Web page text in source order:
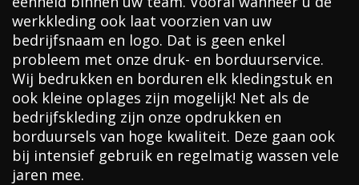
werkkleding ook laat voorzien van uw
bedrijfsnaam en logo. Dat is geen enkel
probleem met onze druk- en borduurservice.
Wij bedrukken en borduren elk kledingstuk en
ook kleine oplages zijn mogelijk! Net als de
bedrijfskleding zijn onze opdrukken en
borduursels van hoge kwaliteit. Deze gaan ook
bij intensief gebruik en regelmatig wassen vele
jaren mee.